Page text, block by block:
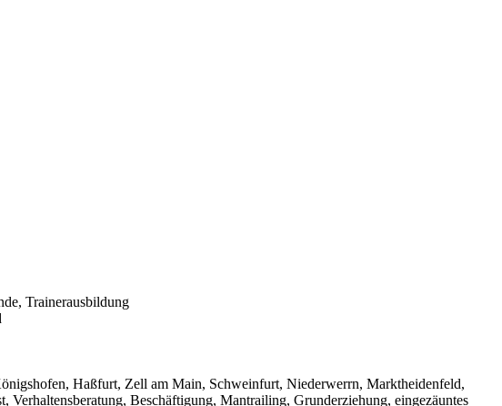
Trainerausbildung
Haßfurt, Zell am Main, Schweinfurt, Niederwerrn, Marktheidenfeld,
Beschäftigung, Mantrailing, Grunderziehung, eingezäuntes